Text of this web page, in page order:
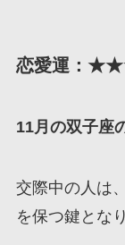
恋愛運：
11月の双子座
交際中の人は
を保つ鍵とな